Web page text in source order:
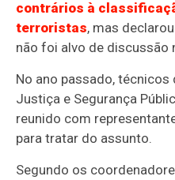
contrários à
terroristas, mas
não foi alvo de discussão
No ano passado,
Justiça e Segurança
reunido com
para tratar do assunto.
Segundo os